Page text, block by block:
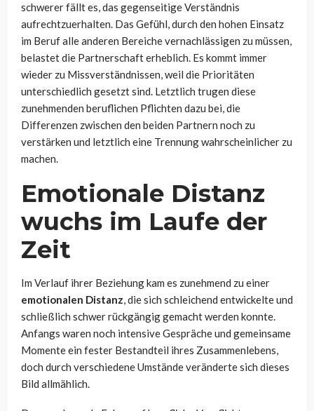
schwerer fällt es, das gegenseitige Verständnis
aufrechtzuerhalten. Das Gefühl, durch den hohen Einsatz
im Beruf alle anderen Bereiche vernachlässigen zu müssen,
belastet die Partnerschaft erheblich. Es kommt immer
wieder zu Missverständnissen, weil die Prioritäten
unterschiedlich gesetzt sind. Letztlich trugen diese
zunehmenden beruflichen Pflichten dazu bei, die
Differenzen zwischen den beiden Partnern noch zu
verstärken und letztlich eine Trennung wahrscheinlicher zu
machen.
Emotionale Distanz
wuchs im Laufe der
Zeit
Im Verlauf ihrer Beziehung kam es zunehmend zu einer
emotionalen Distanz, die sich schleichend entwickelte und
schließlich schwer rückgängig gemacht werden konnte.
Anfangs waren noch intensive Gespräche und gemeinsame
Momente ein fester Bestandteil ihres Zusammenlebens,
doch durch verschiedene Umstände veränderte sich dieses
Bild allmählich.